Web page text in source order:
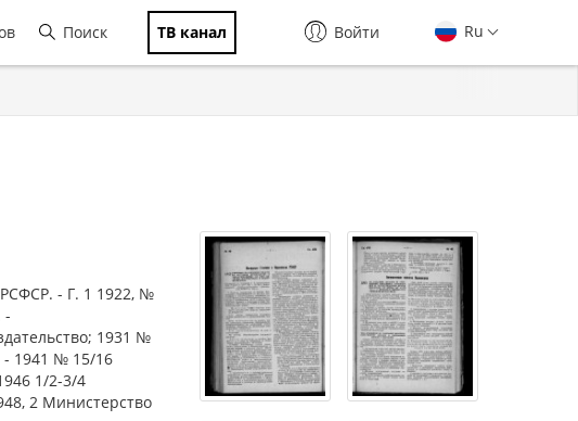
Поиск ТВ канал Ru
Войти
- Г. 1 1922, №
-
1931 №
- 1941 № 15/16
1/2-3/4
2 Министерство